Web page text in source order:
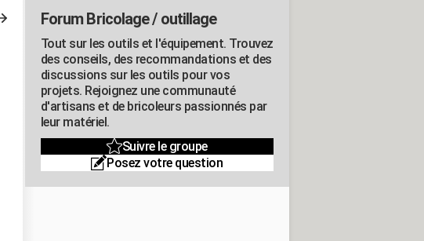
Forum Bricolage / outillage
Tout sur les outils et l'équipement. Trouvez
des conseils, des recommandations et des
discussions sur les outils pour vos
projets. Rejoignez une communauté
d'artisans et de bricoleurs passionnés par
leur matériel.
Suivre le groupe
Posez votre question